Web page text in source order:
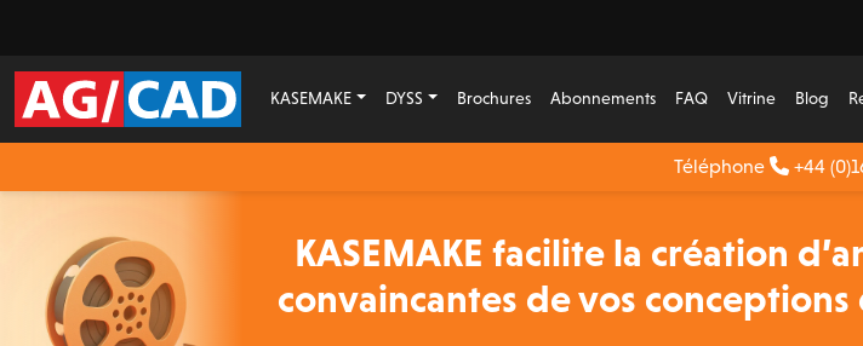
KASEMAKE DYSS Brochures Abonnements FAQ Vitrine Blog
Téléphone +44
KASEMAKE facilite la création
convaincantes de vos